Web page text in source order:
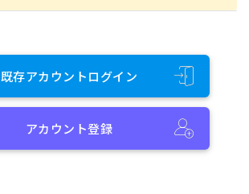
既存アカウントログイン
アカウント登録